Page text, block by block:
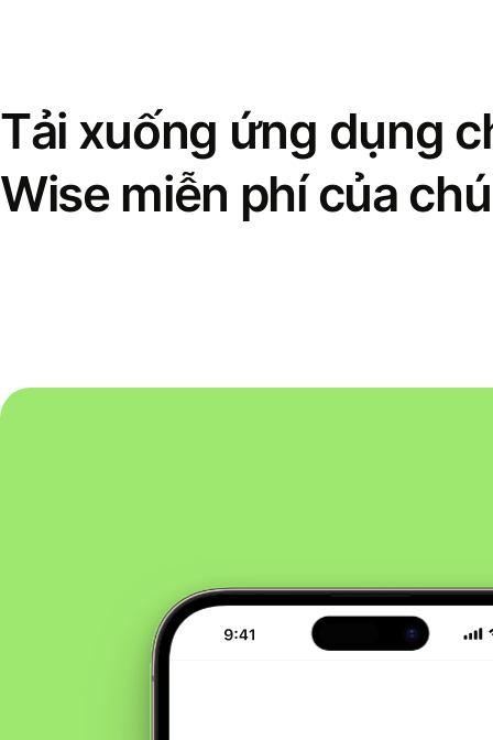
Tải xuống ứng dụng
Wise miễn phí của